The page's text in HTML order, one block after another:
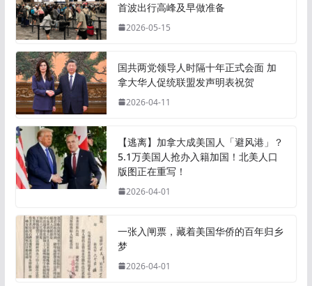
首波出行高峰及早做准备
2026-05-15
国共两党领导人时隔十年正式会面 加
拿大华人促统联盟发声明表祝贺
2026-04-11
【逃离】加拿大成美国人「避风港」？
5.1万美国人抢办入籍加国！北美人口
版图正在重写！
2026-04-01
一张入闸票，藏着美国华侨的百年归乡
梦
2026-04-01